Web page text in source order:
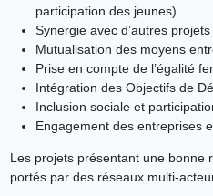
participation des jeunes)
Synergie avec d’autres
Mutualisation des moyens
Prise en compte de l’égalité
Intégration des Objectifs de
Inclusion sociale et
Engagement des entreprises
Les projets présentant une bonne
portés par des réseaux multi-